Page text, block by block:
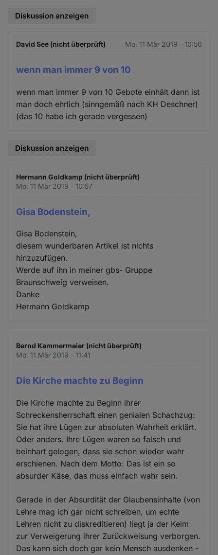
Diskussion anzeigen
David See (nicht überprüft) Mo. 11 Mär 2019 - 10:50
wenn man immer 9 von 10
wenn man immer 9 von 10 Gebote einhält dann ist
man doch ehrlich (sinngemäß nach KH Deschner)
(das 10 habe ich gerade vergessen)
Diskussion anzeigen
Hermann Goldkamp (nicht überprüft)
Mo. 11 Mär 2019 - 10:57
Gisa Bodenstein,
Gisa Bodenstein,
diesem wunderbaren Artikel ist nichts
hinzuzufügen.
Werde auf ihn in meiner gbs- Gruppe
Braunschweig verweisen.
Danke
Hermann Goldkamp
Bernd Kammermeier (nicht überprüft)
Mo. 11 Mär 2019 - 11:41
Die Kirche machte zu Beginn
Die Kirche machte zu Beginn ihrer
Schreckensherrschaft einen genialen Schachzug:
Sie hat ihre Lügen zur absoluten Wahrheit erklärt.
Oder anders. Ihre Lügen waren so falsch und
beinhart gelogen, dass sie schon wieder wahr
erschienen. Nach dem Motto: Das ist ein so
absurder Käse, das muss einfach wahr sein.
Gerade in der Absurdität der Glaubensinhalte (von
Lehre mag ich gar nicht schreiben, um echte
Lehren nicht zu diskreditieren) liegt ja der Keim
zur Verweigerung ihrer Zurückweisung verborgen.
Das kann sich doch gar kein Mensch ausdenken -